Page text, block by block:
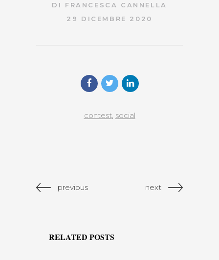
DI FRANCESCA CANNELLA
29 DICEMBRE 2020
contest, social
previous next
RELATED POSTS